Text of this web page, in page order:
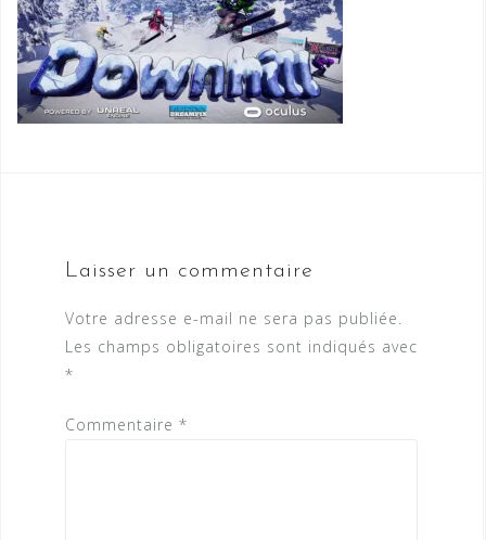
Laisser un commentaire
Votre adresse e-mail ne sera pas publiée.
Les champs obligatoires sont indiqués avec
*
Commentaire *